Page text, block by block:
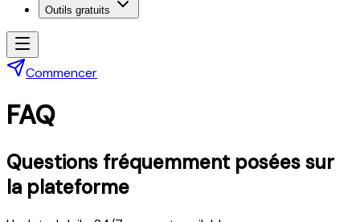
Outils gratuits
Commencer
FAQ
Questions fréquemment posées sur
la plateforme